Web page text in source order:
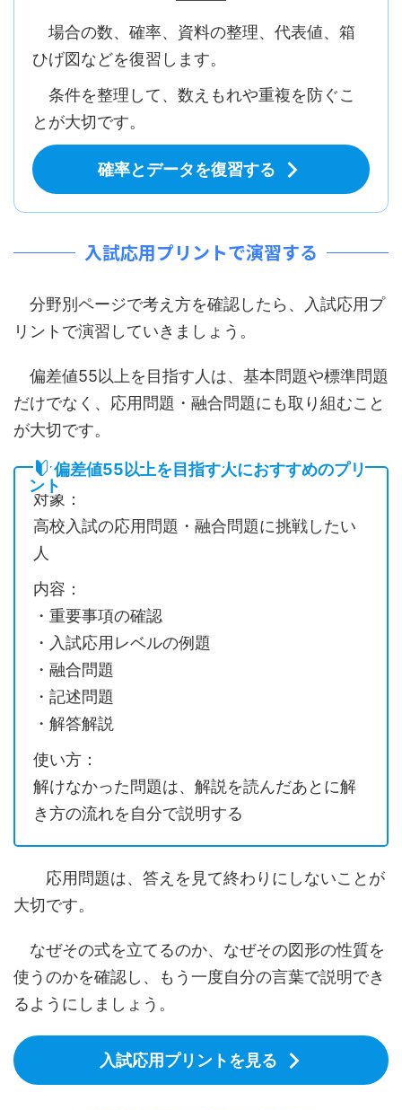
場合の数、確率、資料の整理、代表値、箱
ひげ図などを復習します。
条件を整理して、数えもれや重複を防ぐこ
とが大切です。
確率とデータを復習する
入試応用プリントで演習する
分野別ページで考え方を確認したら、入試応用プ
リントで演習していきましょう。
偏差値55以上を目指す人は、基本問題や標準問題
だけでなく、応用問題・融合問題にも取り組むこと
が大切です。
偏差値55以上を目指す人におすすめのプリ
ント
対象：
高校入試の応用問題・融合問題に挑戦したい
人
内容：
・重要事項の確認
・入試応用レベルの例題
・融合問題
・記述問題
・解答解説
使い方：
解けなかった問題は、解説を読んだあとに解
き方の流れを自分で説明する
応用問題は、答えを見て終わりにしないことが
大切です。
なぜその式を立てるのか、なぜその図形の性質を
使うのかを確認し、もう一度自分の言葉で説明でき
るようにしましょう。
入試応用プリントを見る